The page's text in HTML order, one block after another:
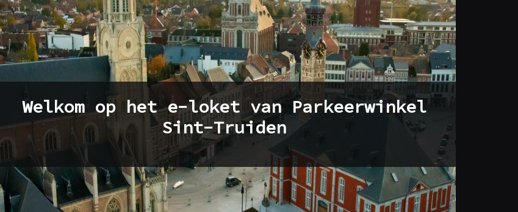
Welkom op het e-loket van Parkeerwinkel
Sint-Truiden